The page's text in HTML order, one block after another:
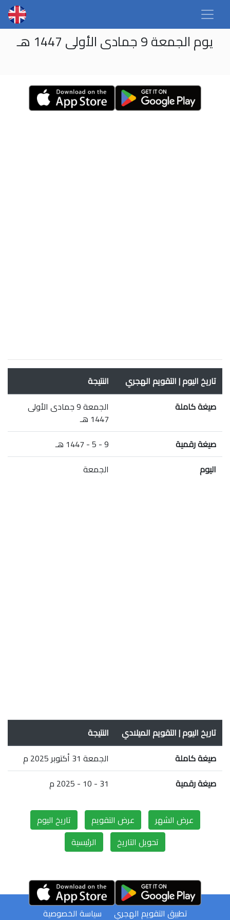
يوم الجمعة 9 جمادى الأولى 1447 هـ
تاريخ اليوم | التقويم الهجري
النتيجة
صيغة كاملة
الجمعة 9 جمادى الأولى
1447 هـ
صيغة رقمية
9 - 5 - 1447 هـ
اليوم
الجمعة
تاريخ اليوم | التقويم الميلادي
النتيجة
صيغة كاملة
الجمعة 31 أكتوبر 2025 م
صيغة رقمية
31 - 10 - 2025 م
عرض الشهر عرض التقويم
تاريخ اليوم
تحويل التاريخ
الرئيسية
سياسة الخصوصية تطبيق التقويم الهجري